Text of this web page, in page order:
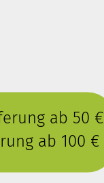
ab 50 €
ab 100 €